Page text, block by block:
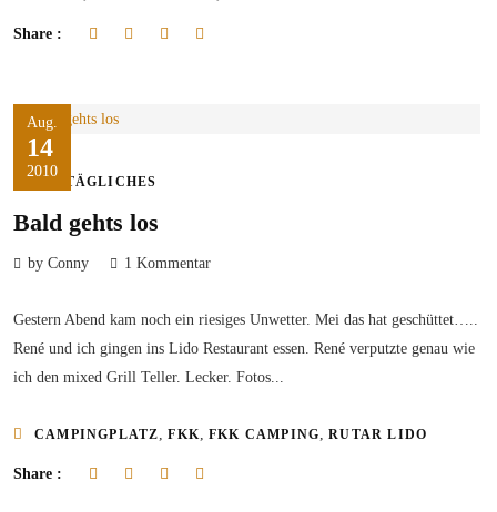
Share :
Aug.
14
2010
ALLTÄGLICHES
Bald gehts los
by Conny 1 Kommentar
Gestern Abend kam noch ein riesiges Unwetter. Mei das hat geschüttet…..
René und ich gingen ins Lido Restaurant essen. René verputzte genau wie
ich den mixed Grill Teller. Lecker. Fotos...
CAMPINGPLATZ,FKK,FKK CAMPING,RUTAR LIDO
Share :